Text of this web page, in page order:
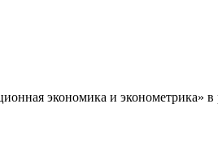
экономика и эконометрика»